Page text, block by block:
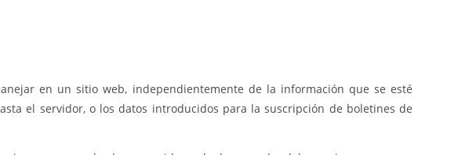
en un sitio web, independientemente de la información que se esté
el servidor, o los datos introducidos para la suscripción de boletines de